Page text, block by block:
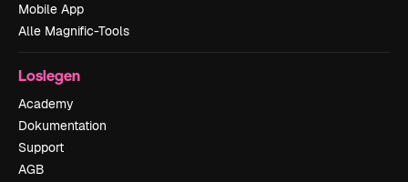
Mobile App
Alle Magnific-Tools
Loslegen
Academy
Dokumentation
Support
AGB